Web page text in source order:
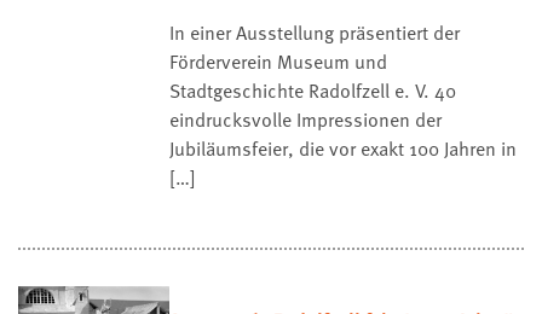
In einer Ausstellung präsentiert der
Förderverein Museum und
Stadtgeschichte Radolfzell e. V. 40
eindrucksvolle Impressionen der
Jubiläumsfeier, die vor exakt 100 Jahren in
[…]